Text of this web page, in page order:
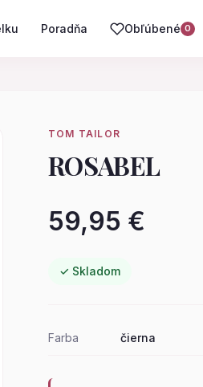
Poradňa Obľúbené 0
TOM TAILOR
ROSABEL
59,95 €
✓ Skladom
Farba čierna